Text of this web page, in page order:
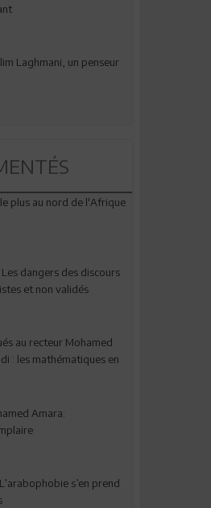
Laghmani, un penseur
plus au nord de l'Afrique
dangers des discours
et non validés
au recteur Mohamed
: les mathématiques en
Amara:
s’en prend